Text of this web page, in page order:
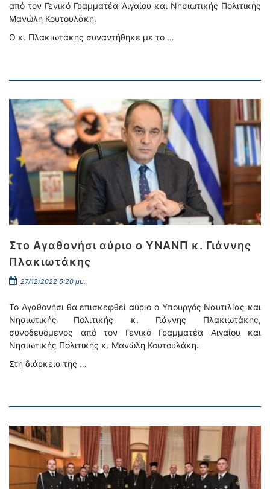
από τον Γενικό Γραμματέα Αιγαίου και Νησιωτικής Πολιτικής
Μανώλη Κουτουλάκη.
Ο κ. Πλακιωτάκης συναντήθηκε με το …
Στο Αγαθονήσι αύριο ο ΥΝΑΝΠ κ. Γιάννης
Πλακιωτάκης
27/12/2022 6:20 μμ.
Το Αγαθονήσι θα επισκεφθεί αύριο ο Υπουργός Ναυτιλίας και
Νησιωτικής Πολιτικής κ. Γιάννης Πλακιωτάκης,
συνοδευόμενος από τον Γενικό Γραμματέα Αιγαίου και
Νησιωτικής Πολιτικής κ. Μανώλη Κουτουλάκη.
Στη διάρκεια της …